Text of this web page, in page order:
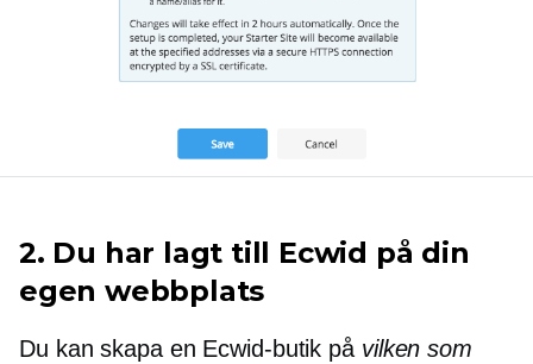
2. Du har lagt till Ecwid på din
egen webbplats
Du kan skapa en Ecwid-butik på vilken som